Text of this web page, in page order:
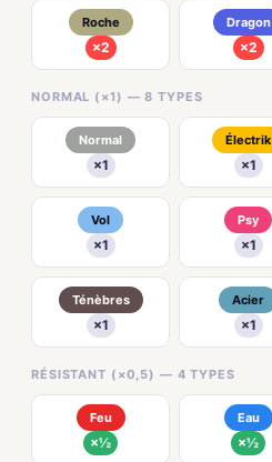
Roche
×2
Dragon
×2
NORMAL (×1) — 8 TYPES
Normal
×1
Électrik
×1
Vol
×1
Psy
×1
Ténèbres
×1
Acier
×1
RÉSISTANT (×0,5) — 4 TYPES
Feu
×½
Eau
×½